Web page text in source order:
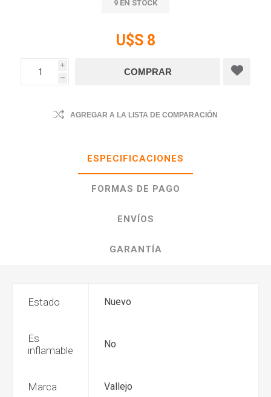
9 EN STOCK
U$S 8
i
h
AGREGAR A LA LISTA DE COMPARACIÓN
ESPECIFICACIONES
FORMAS DE PAGO
ENVÍOS
GARANTÍA
Estado Nuevo
Es
inflamable
No
Marca Vallejo